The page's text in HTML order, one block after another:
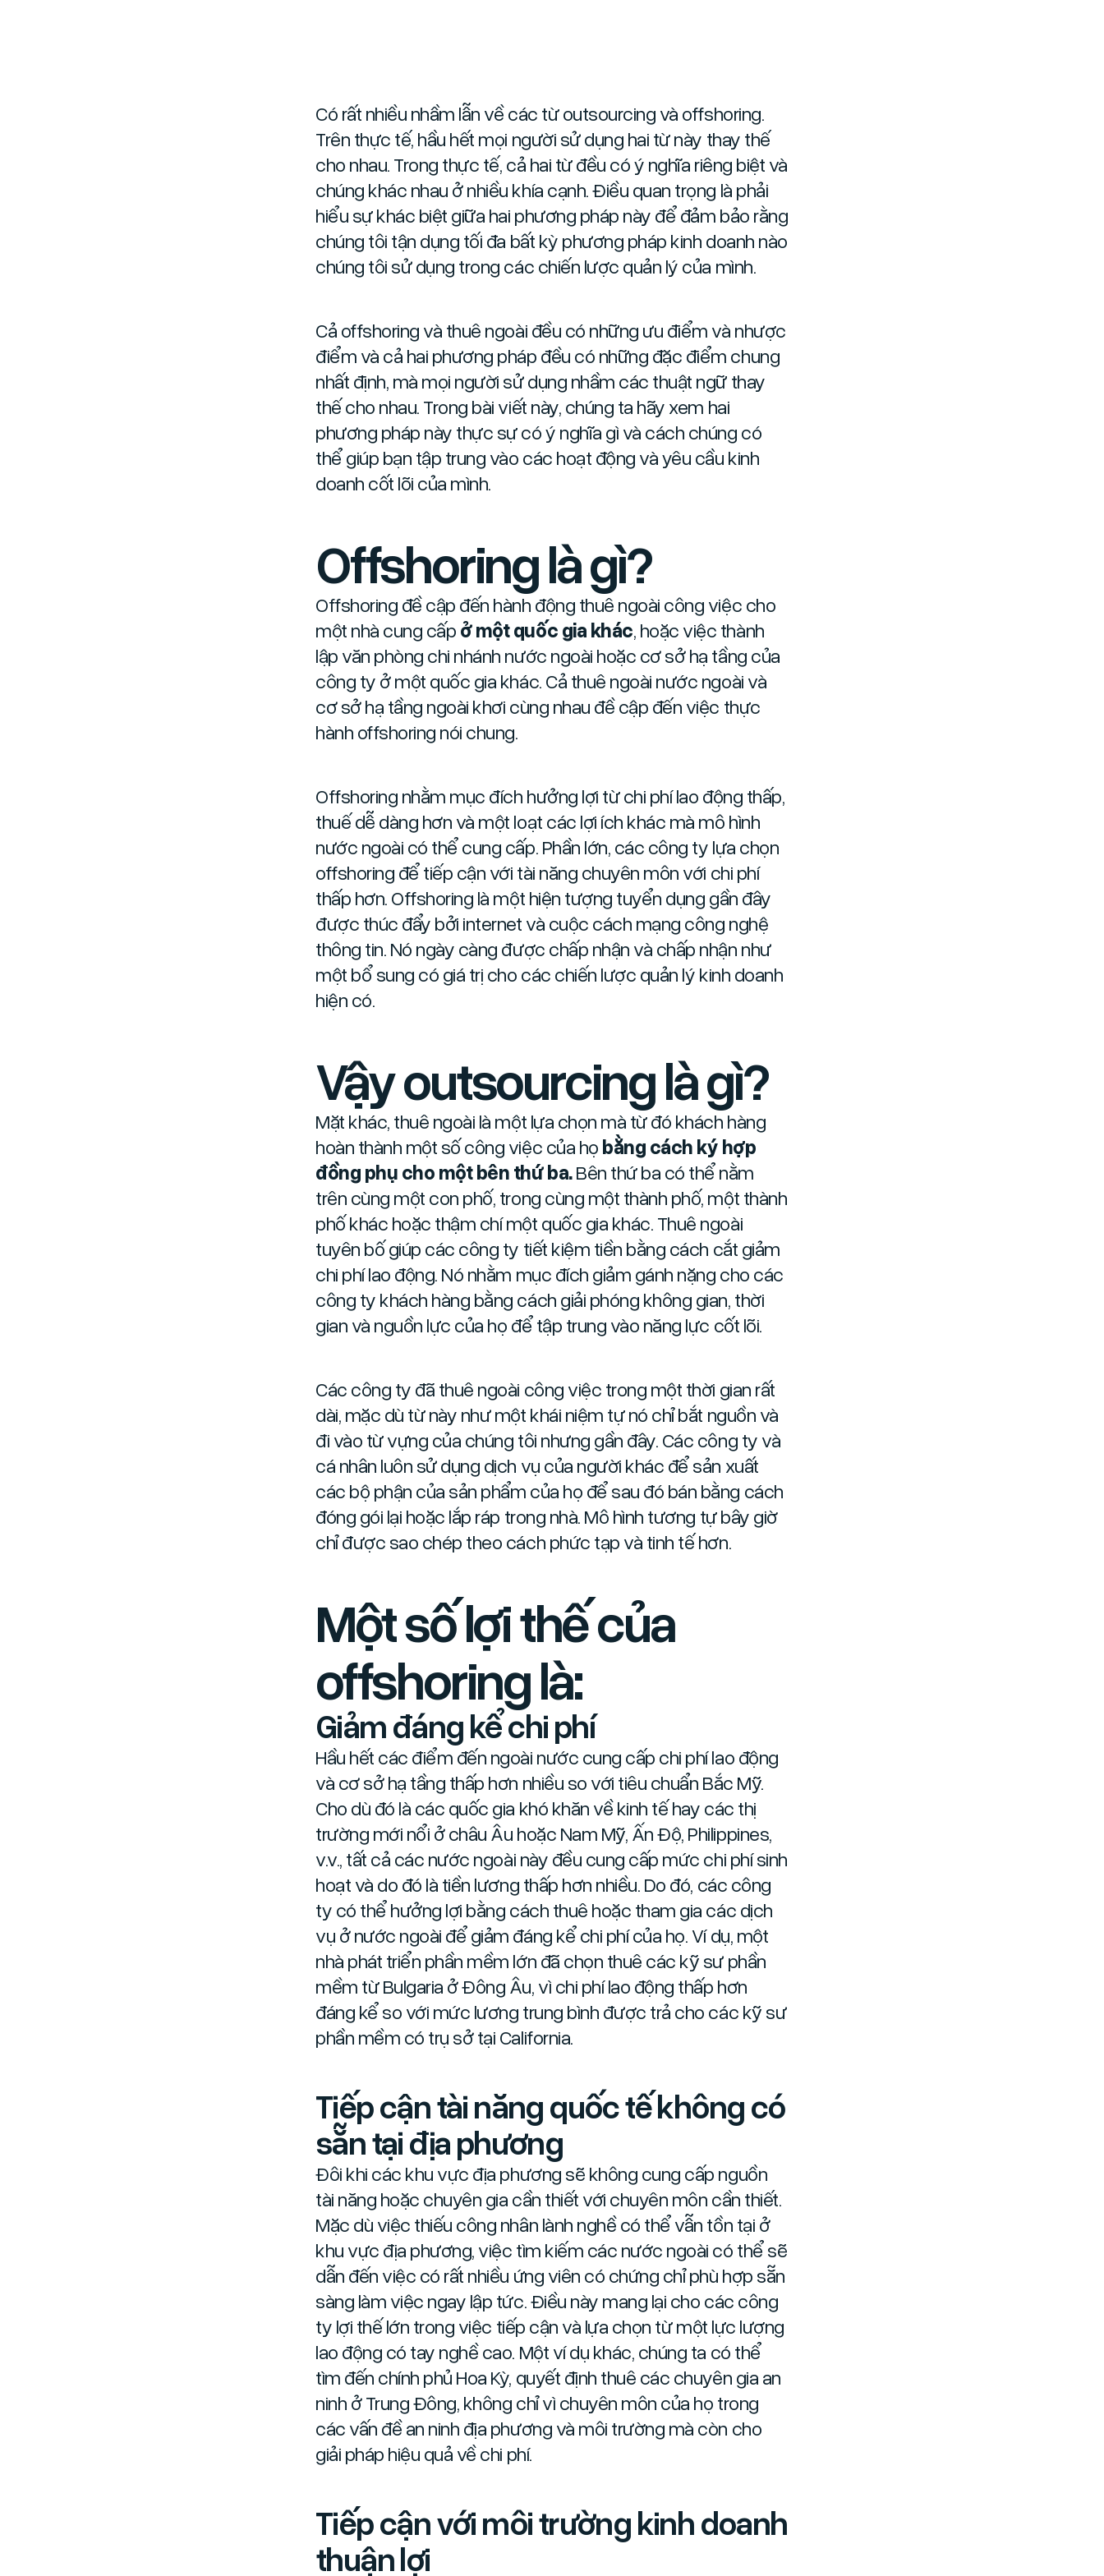
Có rất nhiều nhầm lẫn về các từ outsourcing và offshoring.
Trên thực tế, hầu hết mọi người sử dụng hai từ này thay thế
cho nhau. Trong thực tế, cả hai từ đều có ý nghĩa riêng biệt và
chúng khác nhau ở nhiều khía cạnh. Điều quan trọng là phải
hiểu sự khác biệt giữa hai phương pháp này để đảm bảo rằng
chúng tôi tận dụng tối đa bất kỳ phương pháp kinh doanh nào
chúng tôi sử dụng trong các chiến lược quản lý của mình.
Cả offshoring và thuê ngoài đều có những ưu điểm và nhược
điểm và cả hai phương pháp đều có những đặc điểm chung
nhất định, mà mọi người sử dụng nhầm các thuật ngữ thay
thế cho nhau. Trong bài viết này, chúng ta hãy xem hai
phương pháp này thực sự có ý nghĩa gì và cách chúng có
thể giúp bạn tập trung vào các hoạt động và yêu cầu kinh
doanh cốt lõi của mình.
Offshoring là gì?
Offshoring đề cập đến hành động thuê ngoài công việc cho
một nhà cung cấp ở một quốc gia khác, hoặc việc thành
lập văn phòng chi nhánh nước ngoài hoặc cơ sở hạ tầng của
công ty ở một quốc gia khác. Cả thuê ngoài nước ngoài và
cơ sở hạ tầng ngoài khơi cùng nhau đề cập đến việc thực
hành offshoring nói chung.
Offshoring nhằm mục đích hưởng lợi từ chi phí lao động thấp,
thuế dễ dàng hơn và một loạt các lợi ích khác mà mô hình
nước ngoài có thể cung cấp. Phần lớn, các công ty lựa chọn
offshoring để tiếp cận với tài năng chuyên môn với chi phí
thấp hơn. Offshoring là một hiện tượng tuyển dụng gần đây
được thúc đẩy bởi internet và cuộc cách mạng công nghệ
thông tin. Nó ngày càng được chấp nhận và chấp nhận như
một bổ sung có giá trị cho các chiến lược quản lý kinh doanh
hiện có.
Vậy outsourcing là gì?
Mặt khác, thuê ngoài là một lựa chọn mà từ đó khách hàng
hoàn thành một số công việc của họ bằng cách ký hợp
đồng phụ cho một bên thứ ba.Bên thứ ba có thể nằm
trên cùng một con phố, trong cùng một thành phố, một thành
phố khác hoặc thậm chí một quốc gia khác. Thuê ngoài
tuyên bố giúp các công ty tiết kiệm tiền bằng cách cắt giảm
chi phí lao động. Nó nhằm mục đích giảm gánh nặng cho các
công ty khách hàng bằng cách giải phóng không gian, thời
gian và nguồn lực của họ để tập trung vào năng lực cốt lõi.
Các công ty đã thuê ngoài công việc trong một thời gian rất
dài, mặc dù từ này như một khái niệm tự nó chỉ bắt nguồn và
đi vào từ vựng của chúng tôi nhưng gần đây. Các công ty và
cá nhân luôn sử dụng dịch vụ của người khác để sản xuất
các bộ phận của sản phẩm của họ để sau đó bán bằng cách
đóng gói lại hoặc lắp ráp trong nhà. Mô hình tương tự bây giờ
chỉ được sao chép theo cách phức tạp và tinh tế hơn.
Một số lợi thế của
offshoring là:
Giảm đáng kể chi phí
Hầu hết các điểm đến ngoài nước cung cấp chi phí lao động
và cơ sở hạ tầng thấp hơn nhiều so với tiêu chuẩn Bắc Mỹ.
Cho dù đó là các quốc gia khó khăn về kinh tế hay các thị
trường mới nổi ở châu Âu hoặc Nam Mỹ, Ấn Độ, Philippines,
v.v., tất cả các nước ngoài này đều cung cấp mức chi phí sinh
hoạt và do đó là tiền lương thấp hơn nhiều. Do đó, các công
ty có thể hưởng lợi bằng cách thuê hoặc tham gia các dịch
vụ ở nước ngoài để giảm đáng kể chi phí của họ. Ví dụ, một
nhà phát triển phần mềm lớn đã chọn thuê các kỹ sư phần
mềm từ Bulgaria ở Đông Âu, vì chi phí lao động thấp hơn
đáng kể so với mức lương trung bình được trả cho các kỹ sư
phần mềm có trụ sở tại California.
Tiếp cận tài năng quốc tế không có
sẵn tại địa phương
Đôi khi các khu vực địa phương sẽ không cung cấp nguồn
tài năng hoặc chuyên gia cần thiết với chuyên môn cần thiết.
Mặc dù việc thiếu công nhân lành nghề có thể vẫn tồn tại ở
khu vực địa phương, việc tìm kiếm các nước ngoài có thể sẽ
dẫn đến việc có rất nhiều ứng viên có chứng chỉ phù hợp sẵn
sàng làm việc ngay lập tức. Điều này mang lại cho các công
ty lợi thế lớn trong việc tiếp cận và lựa chọn từ một lực lượng
lao động có tay nghề cao. Một ví dụ khác, chúng ta có thể
tìm đến chính phủ Hoa Kỳ, quyết định thuê các chuyên gia an
ninh ở Trung Đông, không chỉ vì chuyên môn của họ trong
các vấn đề an ninh địa phương và môi trường mà còn cho
giải pháp hiệu quả về chi phí.
Tiếp cận với môi trường kinh doanh
thuận lợi